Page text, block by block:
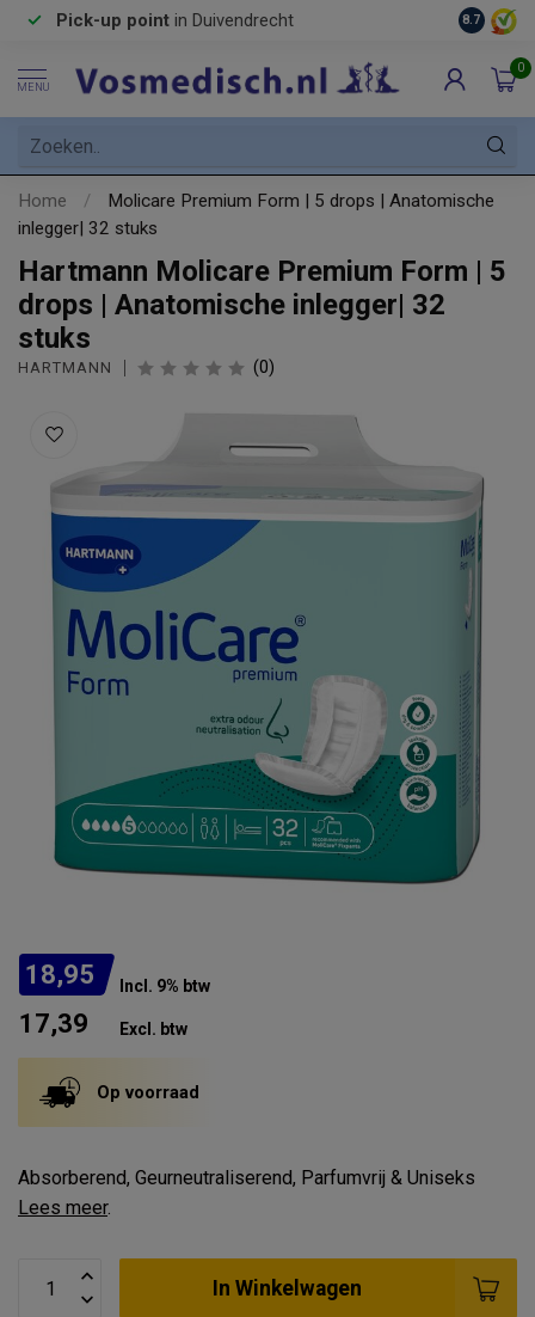
Pick-up point in Duivendrecht 8.7
MENU
0
Home /
Molicare Premium Form | 5 drops | Anatomische
inlegger| 32 stuks
Hartmann Molicare Premium Form | 5
drops | Anatomische inlegger| 32
stuks
HARTMANN (0)
18,95 Incl. 9% btw
17,39 Excl. btw
Op voorraad
Absorberend, Geurneutraliserend, Parfumvrij & Uniseks
Lees meer.
In Winkelwagen